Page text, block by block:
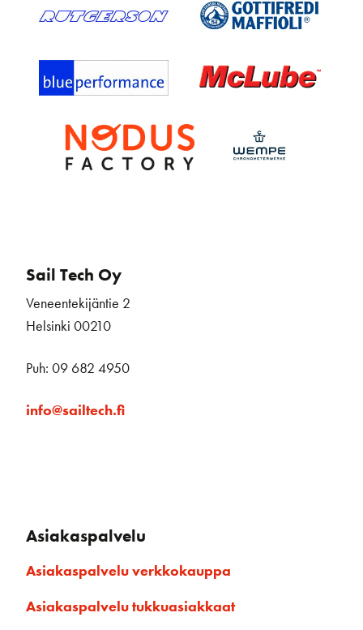
Sail Tech Oy
Veneentekijäntie 2
Helsinki 00210
Puh: 09 682 4950
info@sailtech.fi
Asiakaspalvelu
Asiakaspalvelu verkkokauppa
Asiakaspalvelu tukkuasiakkaat